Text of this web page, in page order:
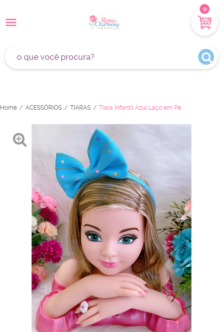
0
Home ACESSÓRIOS TIARAS Tiara Infantil Azul Laço em Pé